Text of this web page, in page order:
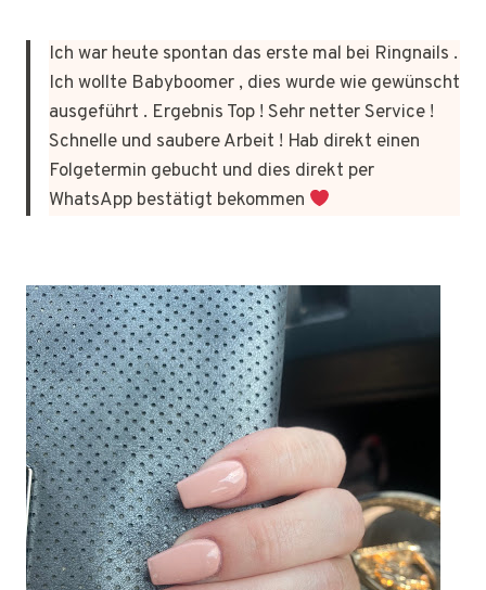
Ich war heute spontan das erste mal bei Ringnails .
Ich wollte Babyboomer , dies wurde wie gewünscht
ausgeführt . Ergebnis Top ! Sehr netter Service !
Schnelle und saubere Arbeit ! Hab direkt einen
Folgetermin gebucht und dies direkt per
WhatsApp bestätigt bekommen